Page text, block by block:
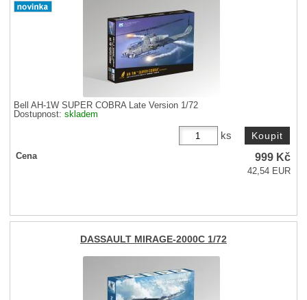
Bell AH-1W SUPER COBRA Late Version 1/72
Dostupnost:skladem
ks
Cena 999 Kč
42,54 EUR
DASSAULT MIRAGE-2000C 1/72